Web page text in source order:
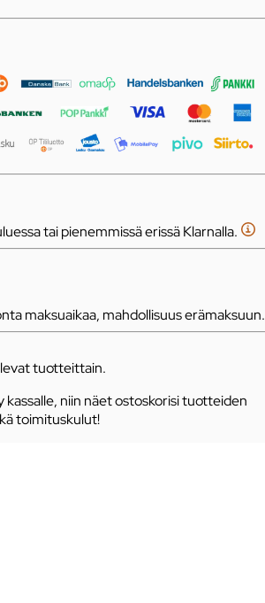
tai pienemmissä erissä Klarnalla.
maksuaikaa, mahdollisuus erämaksuun.
tuotteittain.
kassalle, niin näet ostoskorisi tuotteiden
toimituskulut!